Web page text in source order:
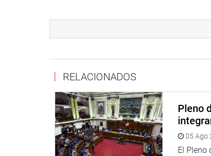
adjudicados a la Autoridad Autónoma de
departamento de Arequipa», establece
Asimismo, los terrenos serán destinados
Corire (provincia de Castilla), Lluta
(provincia de Arequipa) y Quilca (provincia
de conformidad con la Ley 31313.
OFICINA DE COMUNICACIONES E IMAGEN
RELACIONADOS
Pleno
05 Ago
El Pleno